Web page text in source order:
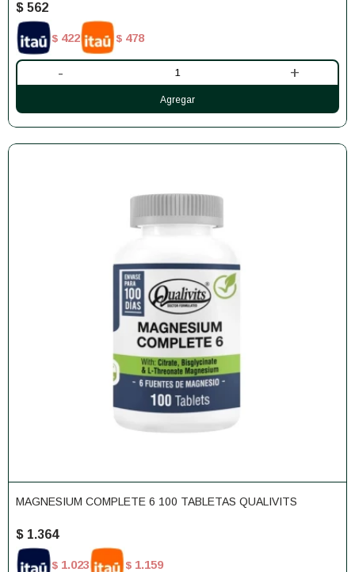
$ 562
$ 422 $ 478
- +
MAGNESIUM COMPLETE 6 100 TABLETAS QUALIVITS
$ 1.364
$ 1.023 $ 1.159